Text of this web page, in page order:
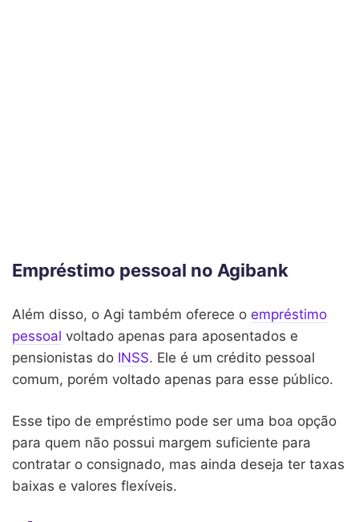
Empréstimo pessoal no Agibank
Além disso, o Agi também oferece o empréstimo
pessoal voltado apenas para aposentados e
pensionistas do INSS. Ele é um crédito pessoal
comum, porém voltado apenas para esse público.
Esse tipo de empréstimo pode ser uma boa opção
para quem não possui margem suficiente para
contratar o consignado, mas ainda deseja ter taxas
baixas e valores flexíveis.